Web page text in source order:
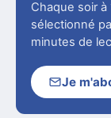
Chaque soir
sélectionné
minutes de
Je